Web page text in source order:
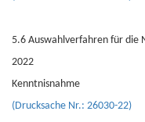
5.6 Auswahlverfahren für die
2022
Kenntnisnahme
(Drucksache Nr.: 26030-22)